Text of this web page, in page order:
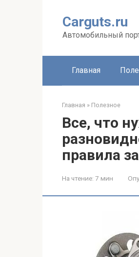
Carguts.ru
Автомобильный
Главная
Главная » Полезное
Все, что
правила
На чтение: 7 мин